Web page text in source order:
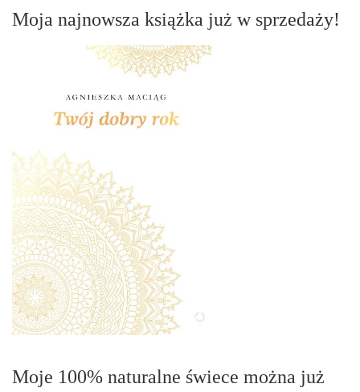
Moja najnowsza książka już w sprzedaży!
Moje 100% naturalne świece można już